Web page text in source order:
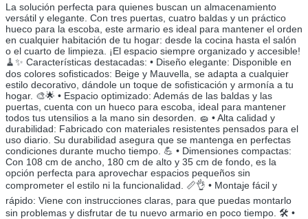
La solución perfecta para quienes buscan un almacenamiento
versátil y elegante. Con tres puertas, cuatro baldas y un práctico
hueco para la escoba, este armario es ideal para mantener el orden
en cualquier habitación de tu hogar: desde la cocina hasta el salón
o el cuarto de limpieza. ¡El espacio siempre organizado y accesible!
🧹✨ Características destacadas: • Diseño elegante: Disponible en
dos colores sofisticados: Beige y Mauvella, se adapta a cualquier
estilo decorativo, dándole un toque de sofisticación y armonía a tu
hogar. 🎨🌟 • Espacio optimizado: Además de las baldas y las
puertas, cuenta con un hueco para escoba, ideal para mantener
todos tus utensilios a la mano sin desorden. 🧽 • Alta calidad y
durabilidad: Fabricado con materiales resistentes pensados para el
uso diario. Su durabilidad asegura que se mantenga en perfectas
condiciones durante mucho tiempo. 💪 • Dimensiones compactas:
Con 108 cm de ancho, 180 cm de alto y 35 cm de fondo, es la
opción perfecta para aprovechar espacios pequeños sin
comprometer el estilo ni la funcionalidad. 📏👌 • Montaje fácil y
rápido: Viene con instrucciones claras, para que puedas montarlo
sin problemas y disfrutar de tu nuevo armario en poco tiempo. 🛠️ •